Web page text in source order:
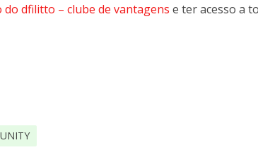
do dfilitto – clube de vantagens e ter acesso a
UNITY